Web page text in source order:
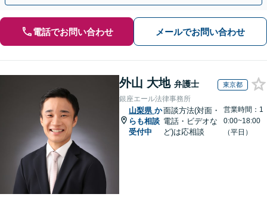
電話でお問い合わせ メールでお問い合わせ
外山 大地 弁護士 東京都
銀座エール法律事務所
山梨県 か
らも相談
受付中
面談方法(対面・
電話・ビデオな
ど)は応相談
営業時間：1
0:00~18:00
（平日）